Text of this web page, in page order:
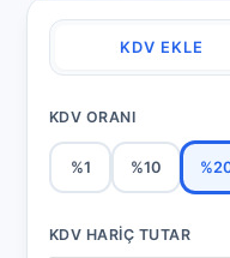
KDV EKLE
KDV ORANI
%1 %10
KDV HARIÇ TUTAR